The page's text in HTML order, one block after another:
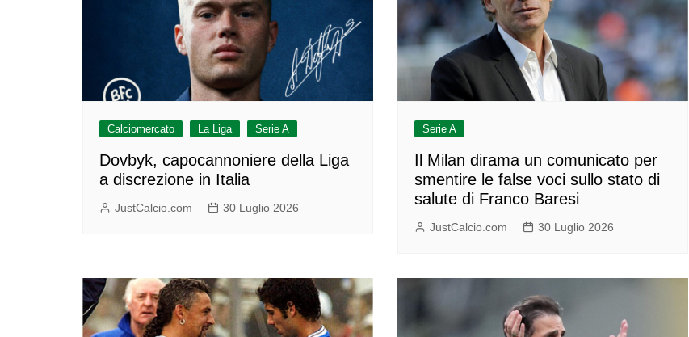
Calciomercato La Liga Serie A
Dovbyk, capocannoniere della Liga
a discrezione in Italia
JustCalcio.com 30 Luglio 2026
Serie A
Il Milan dirama un comunicato per
smentire le false voci sullo stato di
salute di Franco Baresi
JustCalcio.com 30 Luglio 2026